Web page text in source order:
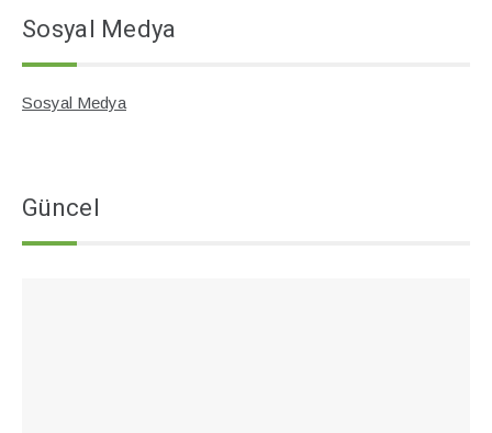
Sosyal Medya
Sosyal Medya
Güncel